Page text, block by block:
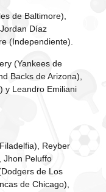
de Baltimore),
Díaz
(Independiente).
(Yankees de
Backs de Arizona),
y Leandro Emiliani
Reyber
Jhon Peluffo
de Los
de Chicago),